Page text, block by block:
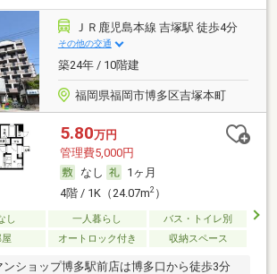
ＪＲ鹿児島本線 吉塚駅 徒歩4分
その他の交通
築24年 / 10階建
福岡県福岡市博多区吉塚本町
5.80万円
管理費5,000円
なし
1ヶ月
4階 / 1K（24.07m2）
し 一人暮らし
バス・トイレ別
オートロック付き 収納スペース
ショップ博多駅前店は博多口から徒歩3分